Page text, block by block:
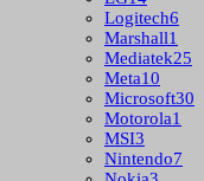
Logitech6
Marshall1
Mediatek25
Meta10
Microsoft30
Motorola1
MSI3
Nintendo7